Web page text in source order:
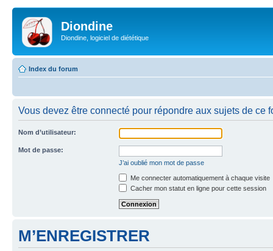
Diondine
Diondine, logiciel de diététique
Index du forum
Vous devez être connecté pour répondre aux sujets de ce
Nom d’utilisateur:
Mot de passe:
J’ai oublié mon mot de passe
Me connecter automatiquement à chaque visite
Cacher mon statut en ligne pour cette session
M’ENREGISTRER